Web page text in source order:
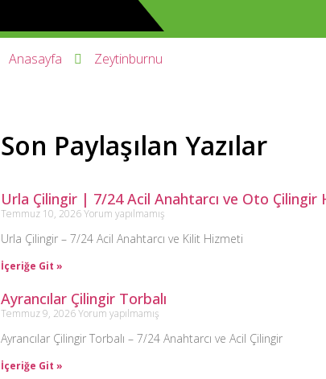
KURUMSAL
Anasayfa Zeytinburnu
Son Paylaşılan Yazılar
Urla Çilingir | 7/24 Acil Anahtarcı ve Oto Çilingir
Temmuz 10, 2026Yorum yapılmamış
Urla Çilingir – 7/24 Acil Anahtarcı ve Kilit Hizmeti
İçeriğe Git »
Ayrancılar Çilingir Torbalı
Temmuz 9, 2026Yorum yapılmamış
Ayrancılar Çilingir Torbalı – 7/24 Anahtarcı ve Acil Çilingir
İçeriğe Git »